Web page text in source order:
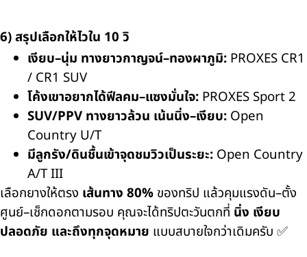
6) สรุปเลือกให้ไวใน 10 วิ
เงียบ–นุ่ม ทางยาวกาญจน์–ทองผาภูมิ: PROXES CR1
/ CR1 SUV
โค้งเขาอยากได้ฟีลคม–แซงมั่นใจ: PROXES Sport 2
SUV/PPV ทางยาวล้วน เน้นนิ่ง–เงียบ: Open
Country U/T
มีลูกรัง/ดินชื้นเข้าจุดชมวิวเป็นระยะ: Open Country
A/T III
เลือกยางให้ตรง เส้นทาง 80% ของทริป แล้วคุมแรงดัน–ตั้ง
ศูนย์–เช็กดอกตามรอบ คุณจะได้ทริปตะวันตกที่ นิ่ง เงียบ
ปลอดภัย และถึงทุกจุดหมาย แบบสบายใจกว่าเดิมครับ ✅